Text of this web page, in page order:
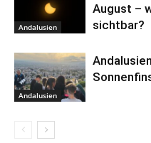
Andalusien
August –
sichtbar?
Andalusien